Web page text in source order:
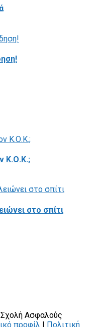
Κ.Ο.Κ.;
στο σπίτι
Ασφαλούς
προφίλ | Πολιτική